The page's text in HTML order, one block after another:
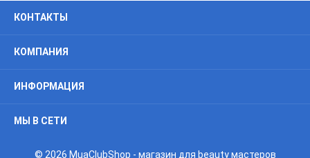
КОНТАКТЫ
КОМПАНИЯ
ИНФОРМАЦИЯ
МЫ В СЕТИ
© 2026 MuaClubShop - магазин для beauty мастеров